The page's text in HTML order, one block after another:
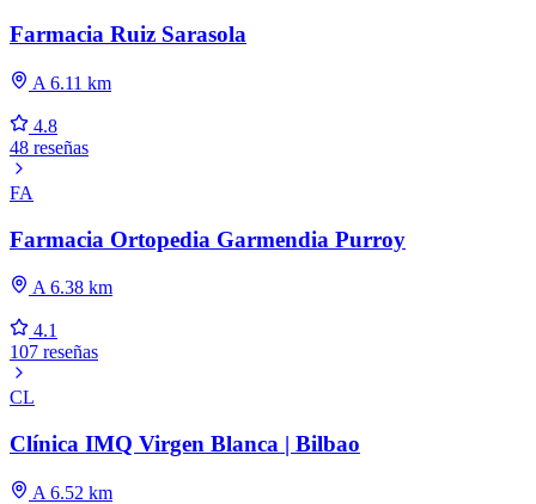
Farmacia Ruiz Sarasola
A 6.11 km
4.8
48 reseñas
FA
Farmacia Ortopedia Garmendia Purroy
A 6.38 km
4.1
107 reseñas
CL
Clínica IMQ Virgen Blanca | Bilbao
A 6.52 km